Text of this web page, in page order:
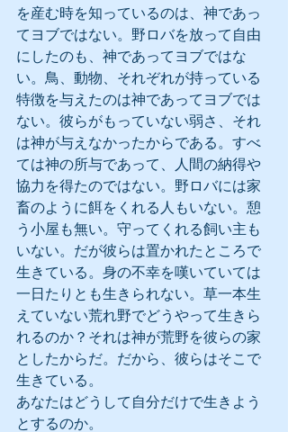
を産む時を知っているのは、神であっ
てヨブではない。野ロバを放って自由
にしたのも、神であってヨブではな
い。鳥、動物、それぞれが持っている
特徴を与えたのは神であってヨブでは
ない。彼らがもっていない弱さ、それ
は神が与えなかったからである。すべ
ては神の所与であって、人間の納得や
協力を得たのではない。野ロバには家
畜のように餌をくれる人もいない。憩
う小屋も無い。守ってくれる飼い主も
いない。だが彼らは置かれたところで
生きている。身の不幸を嘆いていては
一日たりとも生きられない。草一本生
えていない荒れ野でどうやって生きら
れるのか？それは神が荒野を彼らの家
としたからだ。だから、彼らはそこで
生きている。
あなたはどうして自分だけで生きよう
とするのか。